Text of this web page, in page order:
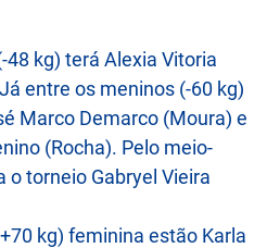
kg) terá Alexia Vitoria
entre os meninos (-60 kg)
Marco Demarco (Moura) e
(Rocha). Pelo meio-
o torneio Gabryel Vieira
kg) feminina estão Karla